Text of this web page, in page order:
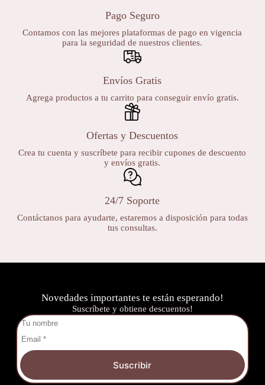
Pago Seguro
Contamos con las mejores plataformas de pago en vigencia
para la seguridad de nuestros clientes.
Envíos Gratis
Agrega productos a tu carrito para conseguir envío gratis.
Ofertas y Descuentos
Crea tu cuenta y suscríbete para recibir cupones de descuento
y envíos gratis.
24/7 Soporte
Contáctanos para ayudarte, estaremos a disposición para todas
tus consultas.
Novedades importantes te están esperando!
Suscríbete y obtiene descuentos!
Suscribir